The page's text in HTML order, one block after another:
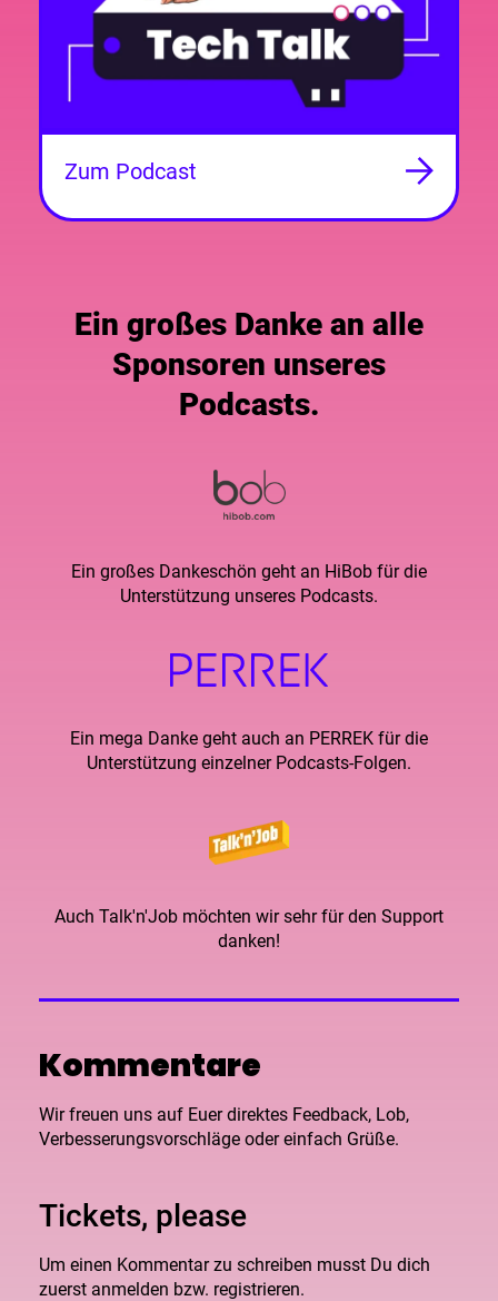
Zum Podcast
Ein großes Danke an alle
Sponsoren unseres
Podcasts.
Ein großes Dankeschön geht an HiBob für die
Unterstützung unseres Podcasts.
Ein mega Danke geht auch an PERREK für die
Unterstützung einzelner Podcasts-Folgen.
Auch Talk'n'Job möchten wir sehr für den Support
danken!
Kommentare
Wir freuen uns auf Euer direktes Feedback, Lob,
Verbesserungsvorschläge oder einfach Grüße.
Tickets, please
Um einen Kommentar zu schreiben musst Du dich
zuerst anmelden bzw. registrieren.